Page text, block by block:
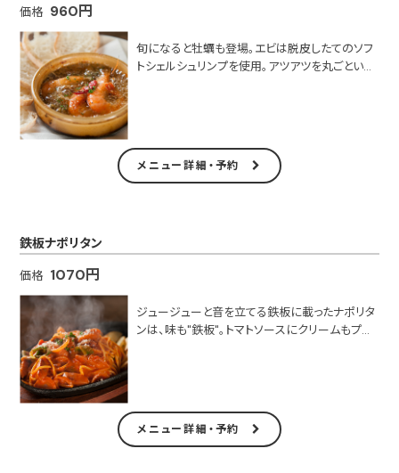
価格 960円
旬になると牡蠣も登場。エビは脱皮したてのソフ
トシェルシュリンプを使用。アツアツを丸ごといた
メニュー詳細・予約
鉄板ナポリタン
価格 1070円
ジュージューと音を立てる鉄板に載ったナポリタ
ンは、味も"鉄板"。トマトソースにクリームもプラ
メニュー詳細・予約